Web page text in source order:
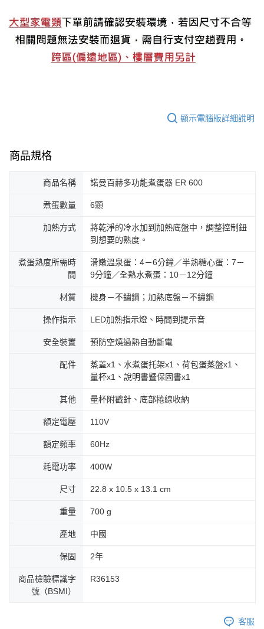
顯示電腦版詳細說明
商品規格
商品名稱 諾曼百赫多功能煮蛋器 ER 600
煮蛋數量 6顆
加熱方式
將乾淨的冷水加到加熱底盤中，調整控制鈕
到想要的熟度。
煮蛋熟度所需時
間
滑嫩溫泉蛋：4－6分鐘／半熟糖心蛋：7－
9分鐘／全熟水煮蛋：10－12分鐘
材質 機身－不鏽鋼；加熱底盤－不鏽鋼
操作指示 LED加熱指示燈、時間到提示音
安全裝置 預防空燒過熱自動斷電
配件
蒸蓋x1、水煮蛋托架x1、荷包蛋蒸盤x1、
量杯x1、說明書暨保固書x1
其他 量杯附戳針、底部捲線收納
額定電壓 110V
額定頻率 60Hz
耗電功率 400W
尺寸 22.8 x 10.5 x 13.1 cm
重量 700 g
產地 中國
保固 2年
商品檢驗標識字
號（BSMI）
R36153
客服